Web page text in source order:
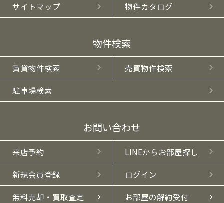
サイトマップ 物件カタログ
物件検索
賃貸物件検索 売買物件検索
駐車場検索
お問い合わせ
来店予約 LINEからお部屋探し
新規会員登録 ログイン
無料売却・買取査定 お部屋の解約受付